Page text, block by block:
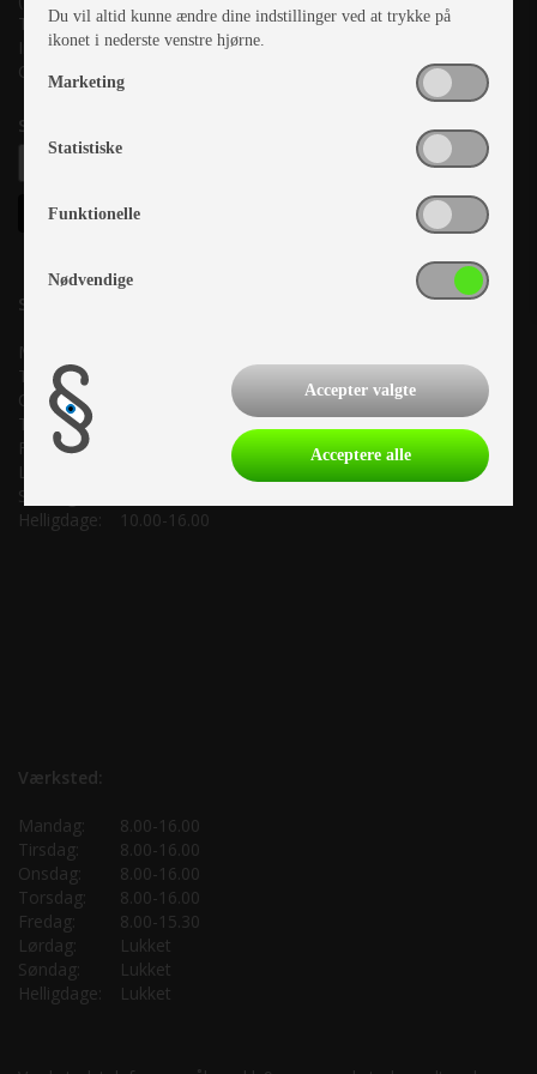
Tlf. +45 87 10 98 70
Info@as-kcc.dk
CVR: 33 38 77 33
Samtykke til nyhedsbrev
Salgsafdeling:
Mandag:
Tirsdag:
Onsdag:
Torsdag:
Fredag:
Lørdag:
Søndag:
Helligdage:
10.00-16.00
Værksted:
Mandag:
8.00-16.00
Tirsdag:
8.00-16.00
Onsdag:
8.00-16.00
Torsdag:
8.00-16.00
Fredag:
8.00-15.30
Lørdag:
Lukket
Søndag:
Lukket
Helligdage:
Lukket
Du vil altid kunne ændre dine indstillinger ved at trykke på
ikonet i nederste venstre hjørne.
Marketing
Statistiske
Funktionelle
Nødvendige
Accepter valgte
Acceptere alle